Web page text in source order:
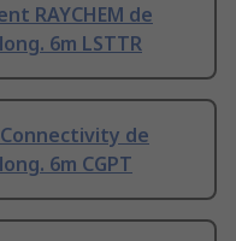
RAYCHEM de
6m LSTTR
de
6m CGPT